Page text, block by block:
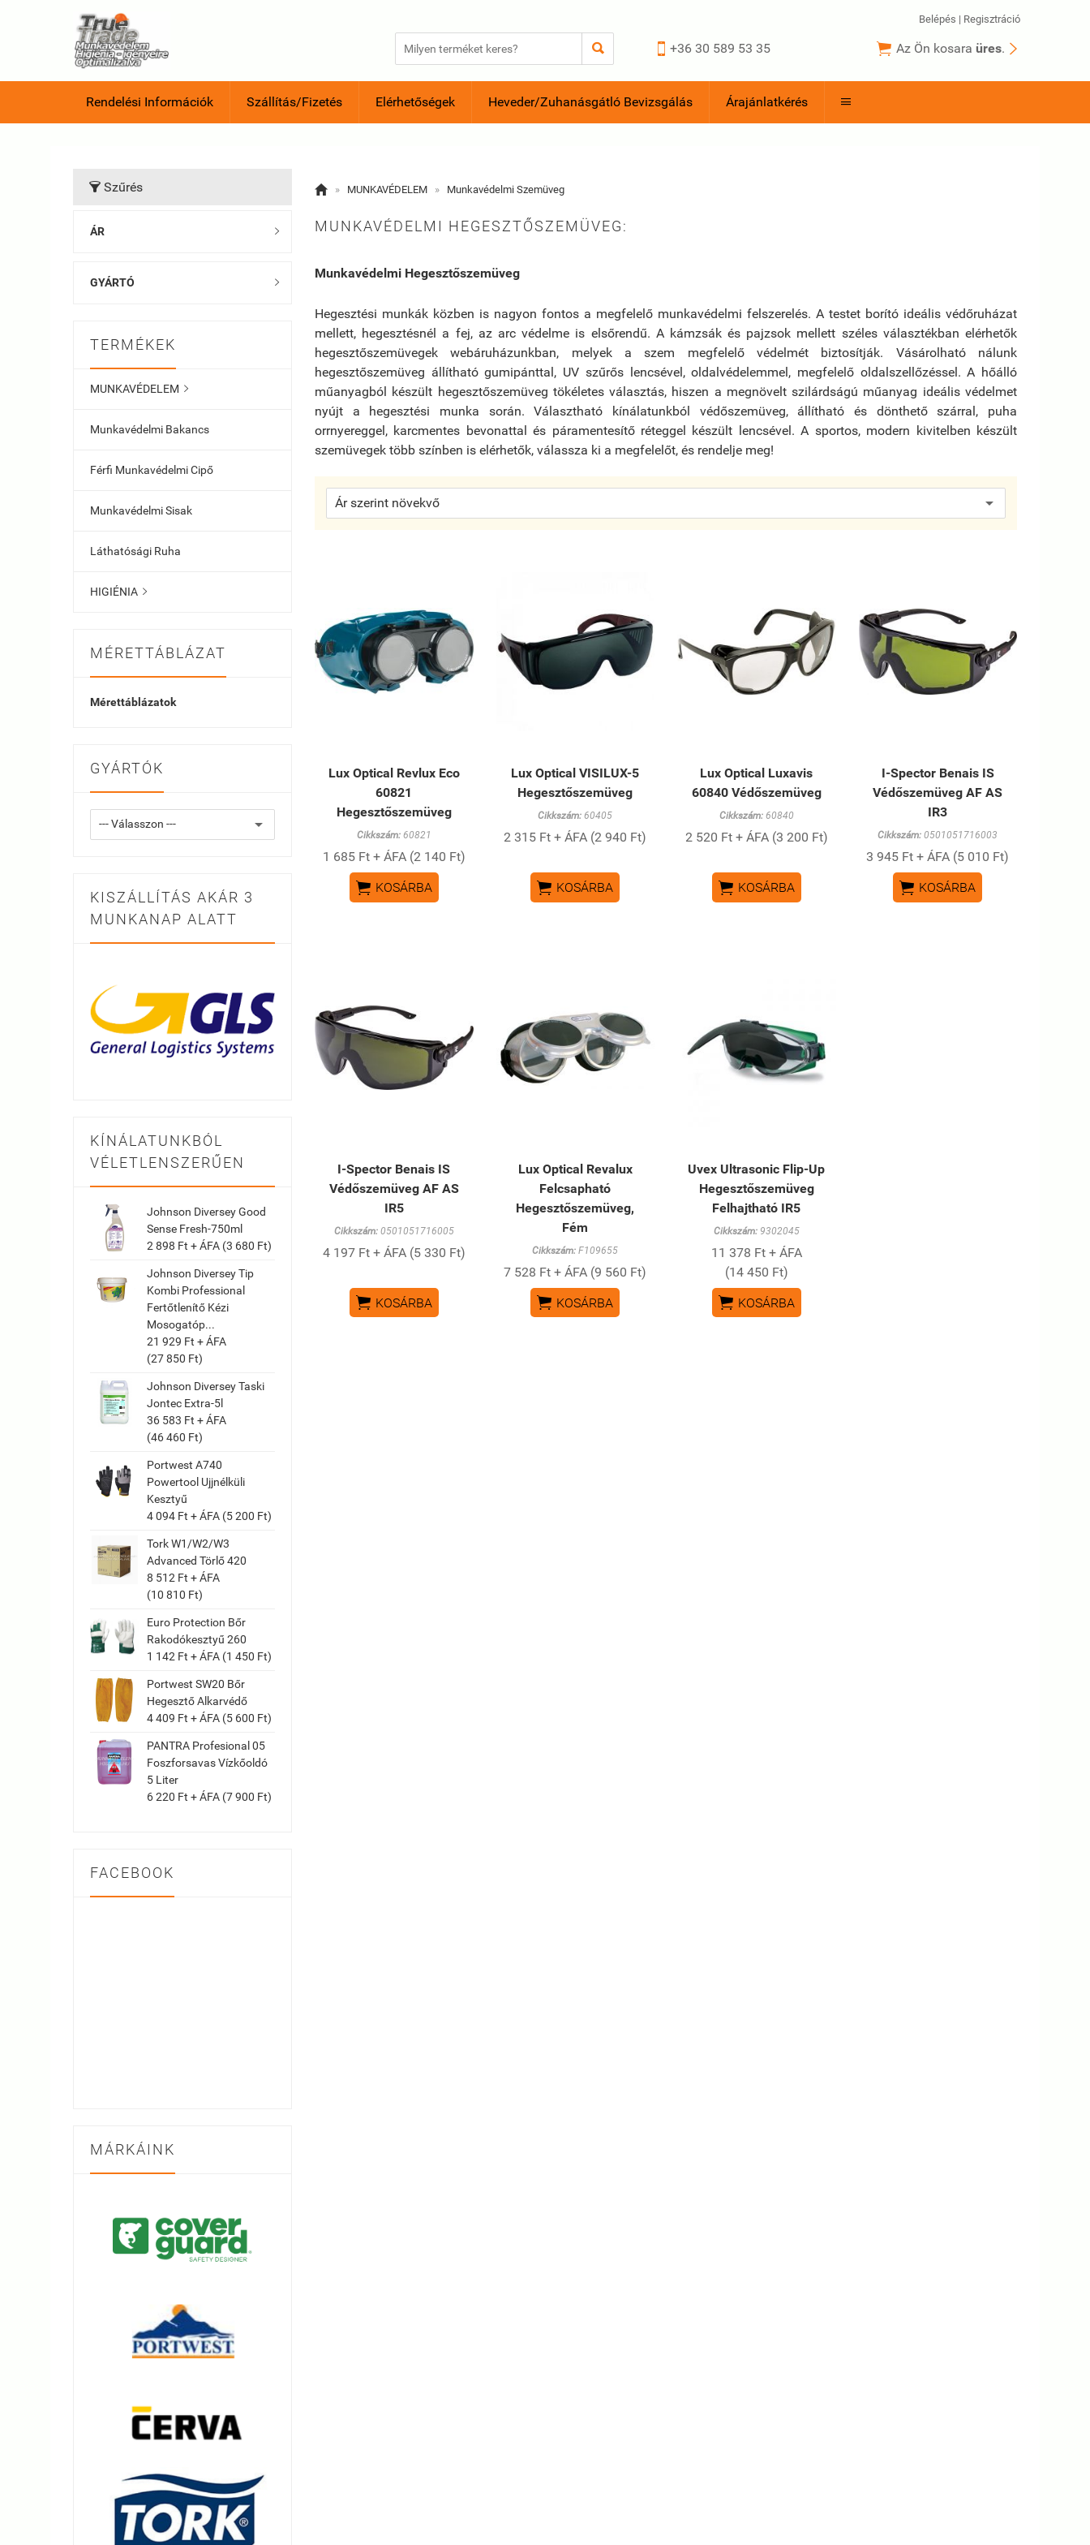
  +36 30 589 53 35  Az Ön kosara üres. 
Belépés | Regisztráció
Rendelési Információk Szállítás/Fizetés Elérhetőségek Heveder/Zuhanásgátló Bevizsgálás Árajánlatkérés 
 Szűrés
ÁR 
GYÁRTÓ 
TERMÉKEK
MUNKAVÉDELEM 
Munkavédelmi Bakancs
Férfi Munkavédelmi Cipő
Munkavédelmi Sisak
Láthatósági Ruha
HIGIÉNIA 
MÉRETTÁBLÁZAT
Mérettáblázatok
GYÁRTÓK
KISZÁLLÍTÁS AKÁR 3
MUNKANAP ALATT
KÍNÁLATUNKBÓL
VÉLETLENSZERŰEN
Johnson Diversey Good
Sense Fresh-750ml
2 898 Ft + ÁFA (3 680 Ft)
Johnson Diversey Tip
Kombi Professional
Fertőtlenítő Kézi
Mosogatóp...
21 929 Ft + ÁFA
(27 850 Ft)
Johnson Diversey Taski
Jontec Extra-5l
36 583 Ft + ÁFA
(46 460 Ft)
Portwest A740
Powertool Ujjnélküli
Kesztyű
4 094 Ft + ÁFA (5 200 Ft)
Tork W1/W2/W3
Advanced Törlő 420
8 512 Ft + ÁFA
(10 810 Ft)
Euro Protection Bőr
Rakodókesztyű 260
1 142 Ft + ÁFA (1 450 Ft)
Portwest SW20 Bőr
Hegesztő Alkarvédő
4 409 Ft + ÁFA (5 600 Ft)
PANTRA Profesional 05
Foszforsavas Vízkőoldó
5 Liter
6 220 Ft + ÁFA (7 900 Ft)
FACEBOOK
MÁRKÁINK
 » MUNKAVÉDELEM » Munkavédelmi Szemüveg
MUNKAVÉDELMI HEGESZTŐSZEMÜVEG:
Munkavédelmi Hegesztőszemüveg
Hegesztési munkák közben is nagyon fontos a megfelelő munkavédelmi felszerelés. A testet borító ideális védőruházat
mellett, hegesztésnél a fej, az arc védelme is elsőrendű. A kámzsák és pajzsok mellett széles választékban elérhetők
hegesztőszemüvegek webáruházunkban, melyek a szem megfelelő védelmét biztosítják. Vásárolható nálunk
hegesztőszemüveg állítható gumipánttal, UV szűrős lencsével, oldalvédelemmel, megfelelő oldalszellőzéssel. A hőálló
műanyagból készült hegesztőszemüveg tökéletes választás, hiszen a megnövelt szilárdságú műanyag ideális védelmet
nyújt a hegesztési munka során. Választható kínálatunkból védőszemüveg, állítható és dönthető szárral, puha
orrnyereggel, karcmentes bevonattal és páramentesítő réteggel készült lencsével. A sportos, modern kivitelben készült
szemüvegek több színben is elérhetők, válassza ki a megfelelőt, és rendelje meg!
Lux Optical Revlux Eco
60821
Hegesztőszemüveg
Cikkszám:60821
1 685 Ft + ÁFA (2 140 Ft)
 KOSÁRBA
Lux Optical VISILUX-5
Hegesztőszemüveg
Cikkszám: 60405
2 315 Ft + ÁFA (2 940 Ft)
 KOSÁRBA
Lux Optical Luxavis
60840 Védőszemüveg
Cikkszám:60840
2 520 Ft + ÁFA (3 200 Ft)
 KOSÁRBA
I-Spector Benais IS
Védőszemüveg AF AS
IR3
Cikkszám: 0501051716003
3 945 Ft + ÁFA (5 010 Ft)
 KOSÁRBA
I-Spector Benais IS
Védőszemüveg AF AS
IR5
Cikkszám:0501051716005
4 197 Ft + ÁFA (5 330 Ft)
 KOSÁRBA
Lux Optical Revalux
Felcsapható
Hegesztőszemüveg,
Fém
Cikkszám: F109655
7 528 Ft + ÁFA (9 560 Ft)
 KOSÁRBA
Uvex Ultrasonic Flip-Up
Hegesztőszemüveg
Felhajtható IR5
Cikkszám:9302045
11 378 Ft + ÁFA
(14 450 Ft)
 KOSÁRBA